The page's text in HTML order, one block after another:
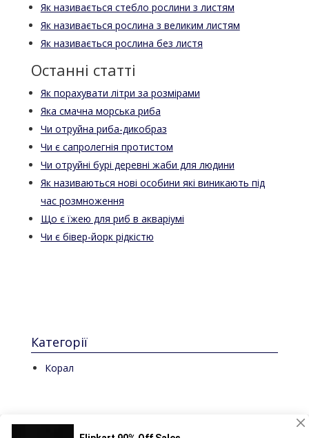
Як називається стебло рослини з листям
Як називається рослина з великим листям
Як називається рослина без листя
Останні статті
Як порахувати літри за розмірами
Яка смачна морська риба
Чи отруйна риба-дикобраз
Чи є сапролегнія протистом
Чи отруйні бурі деревні жаби для людини
Як називаються нові особини які виникають під
час розмноження
Що є їжею для риб в акваріумі
Чи є бівер-йорк рідкістю
Категорії
Корал